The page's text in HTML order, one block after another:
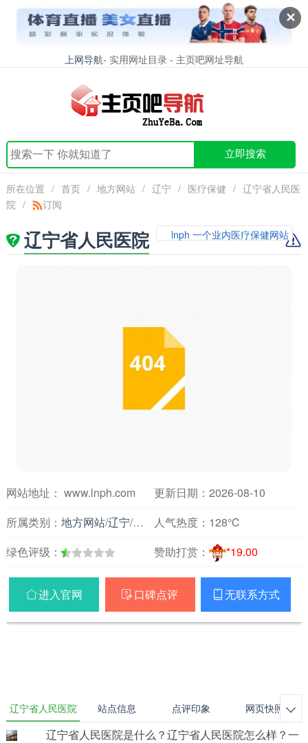
✕
上网导航- 实用网址目录 - 主页吧网址导航
立即搜索
所在位置 / 首页 / 地方网站 / 辽宁 / 医疗保健 / 辽宁省人民医
院 / 订阅
辽宁省人民医院 lnph 一个业内医疗保健网站
网站地址： www.lnph.com
更新日期：2026-08-10
所属类别： 地方网站/辽宁/医疗保健人气热度： 128℃
绿色评级：
赞助打赏： *19.00
进入官网  口碑点评  无联系方式
辽宁省人民医院 站点信息 点评印象 网页快照 
辽宁省人民医院是什么？辽宁省人民医院怎么样？一